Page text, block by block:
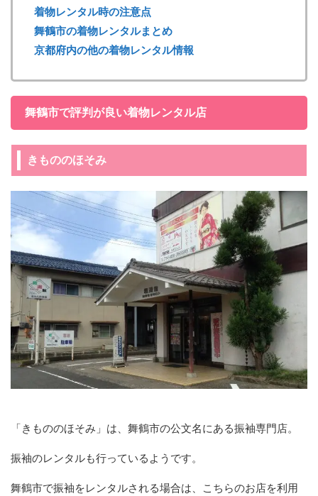
着物レンタル時の注意点
舞鶴市の着物レンタルまとめ
京都府内の他の着物レンタル情報
舞鶴市で評判が良い着物レンタル店
きもののほそみ
「きもののほそみ」は、舞鶴市の公文名にある振袖専門店。
振袖のレンタルも行っているようです。
舞鶴市で振袖をレンタルされる場合は、こちらのお店を利用